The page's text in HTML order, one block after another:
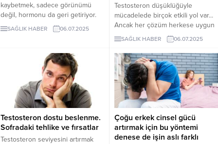
kaybetmek, sadece görünümü
değil, hormonu da geri getiriyor.
Beslenme düzeni, insülin direnci,
uyku ve bağırsak sağlığı da
Peki hangi yiyecekler destek
SAĞLIK HABER 06.07.2025
Testosteron düşüklüğüyle
mücadelede birçok etkili yol var...
Ancak her çözüm herkese uygun
olmayabilir. Doğru yaklaşım, ölçüm
sonuçlarına göre planlanmalı.
Özellikle hormon takviyesi ciddi
riskler taşıyabilir.
SAĞLIK HABER 06.07.2025
Testosteron dostu beslenme.
Sofradaki tehlike ve fırsatlar
Testosteron seviyesini artırmak
Çoğu erkek cinsel gücü
artırmak için bu yöntemi
denese de işin aslı farklı